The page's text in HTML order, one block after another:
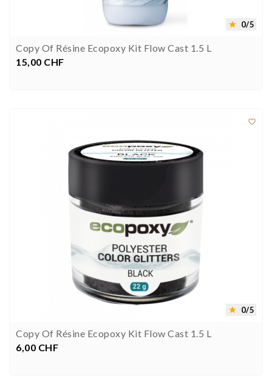
 0/5
Copy Of Résine Ecopoxy Kit Flow Cast 1.5 L
Preis
15,00 CHF

 0/5
Copy Of Résine Ecopoxy Kit Flow Cast 1.5 L
Preis
6,00 CHF